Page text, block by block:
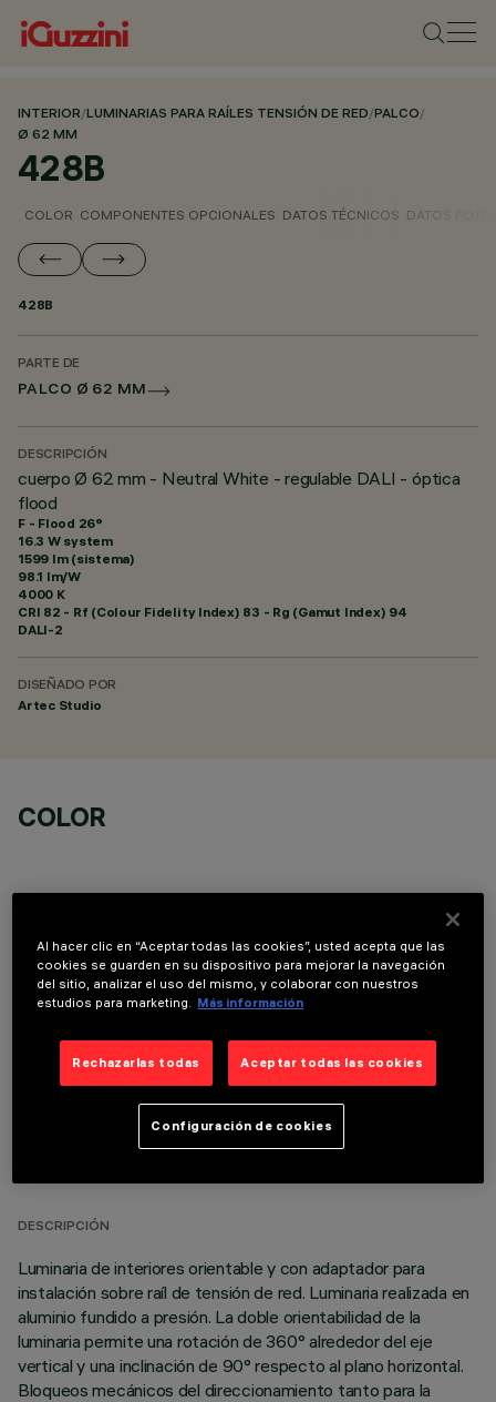
INTERIOR/LUMINARIAS PARA RAÍLES TENSIÓN DE RED/PALCO/
Ø 62 MM
428B
COLOR COMPONENTES OPCIONALES DATOS TÉCNICOS DATOS
428B
PARTE DE
PALCO Ø 62 MM
DESCRIPCIÓN
cuerpo Ø 62 mm - Neutral White - regulable DALI - óptica
flood
F - Flood 26°
16.3 W system
1599 lm (sistema)
98.1 lm/W
4000 K
CRI 82 - Rf (Colour Fidelity Index) 83 - Rg (Gamut Index) 94
DALI-2
DISEÑADO POR
Artec Studio
COLOR
COMPONENTES OPCIONALES
DATOS TÉCNICOS
DESCRIPCIÓN
Luminaria de interiores orientable y con adaptador para
instalación sobre raíl de tensión de red. Luminaria realizada en
aluminio fundido a presión. La doble orientabilidad de la
luminaria permite una rotación de 360° alrededor del eje
vertical y una inclinación de 90° respecto al plano horizontal.
Bloqueos mecánicos del direccionamiento tanto para la
Al hacer clic en “Aceptar todas las cookies”, usted acepta que las
cookies se guarden en su dispositivo para mejorar la navegación
del sitio, analizar el uso del mismo, y colaborar con nuestros
estudios para marketing.
Más información
Rechazarlas todas Aceptar todas las cookies
Configuración de cookies